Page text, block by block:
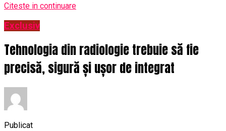
Citeste in continuare
Exclusiv
Tehnologia din radiologie trebuie să fie
precisă, sigură și ușor de integrat
Publicat